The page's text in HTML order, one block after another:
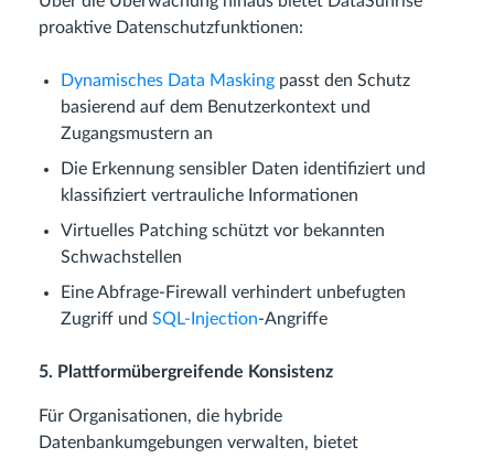
proaktive Datenschutzfunktionen:
Dynamisches Data Masking passt den Schutz
basierend auf dem Benutzerkontext und
Zugangsmustern an
Die Erkennung sensibler Daten identifiziert und
klassifiziert vertrauliche Informationen
Virtuelles Patching schützt vor bekannten
Schwachstellen
Eine Abfrage-Firewall verhindert unbefugten
Zugriff und SQL-Injection-Angriffe
5. Plattformübergreifende Konsistenz
Für Organisationen, die hybride
Datenbankumgebungen verwalten, bietet